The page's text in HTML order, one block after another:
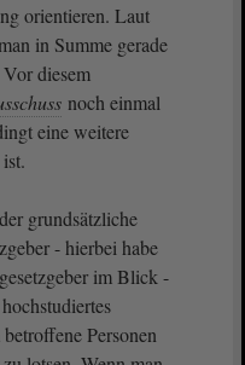
orientieren. Laut
in Summe gerade
diesem
noch einmal
eine weitere
grundsätzliche
- hierbei habe
im Blick -
Personen